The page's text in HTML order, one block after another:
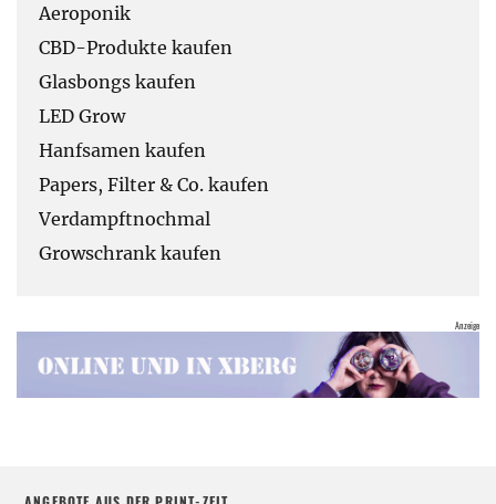
Aeroponik
CBD-Produkte kaufen
Glasbongs kaufen
LED Grow
Hanfsamen kaufen
Papers, Filter & Co. kaufen
Verdampftnochmal
Growschrank kaufen